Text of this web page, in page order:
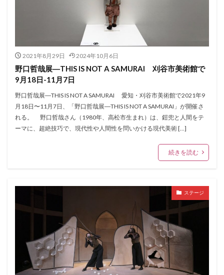
2021年8月29日 2024年10月6日
野口哲哉展―THIS IS NOT A SAMURAI 刈谷市美術館で
9月18日-11月7日
野口哲哉展―THIS IS NOT A SAMURAI 愛知・刈谷市美術館で2021年9
月18日〜11月7日、「野口哲哉展―THIS IS NOT A SAMURAI」が開催さ
れる。 野口哲哉さん（1980年、高松市生まれ）は、鎧兜と人間をテ
ーマに、超絶技巧で、現代性や人間性を問いかける現代美術 […]
続きを読む
ステージ